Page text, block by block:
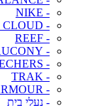
- NIKE
- ON CLOUD
- REEF
- SAUCONY
- SKECHERS
- TRAK
- UNDER ARMOUR
- נעלי בית